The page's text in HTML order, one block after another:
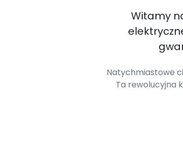
Witamy
Natychmiastowe
Ta rewolucyjna